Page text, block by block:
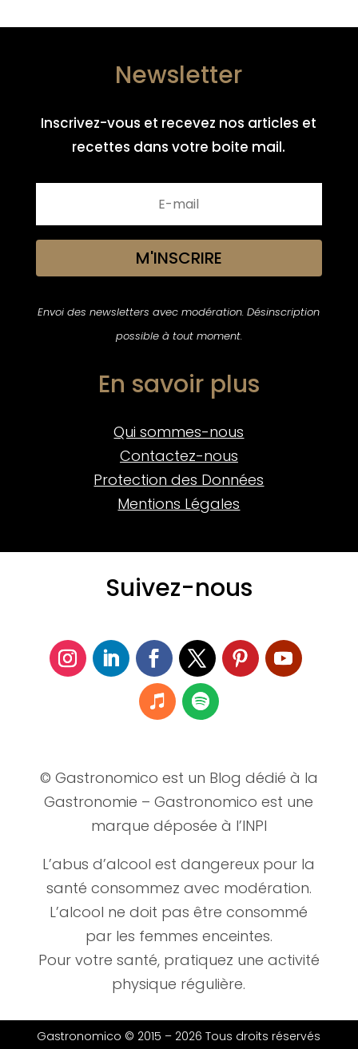
Newsletter
Inscrivez-vous et recevez nos articles et
recettes dans votre boite mail.
M'INSCRIRE
Envoi des newsletters avec modération. Désinscription
possible à tout moment.
En savoir plus
Qui sommes-nous
Contactez-nous
Protection des Données
Mentions Légales
Suivez-nous
© Gastronomico est un Blog dédié à la
Gastronomie – Gastronomico est une
marque déposée à l’INPI
L’abus d’alcool est dangereux pour la
santé consommez avec modération.
L’alcool ne doit pas être consommé
par les femmes enceintes.
Pour votre santé, pratiquez une activité
physique régulière.
Gastronomico © 2015 – 2026 Tous droits réservés